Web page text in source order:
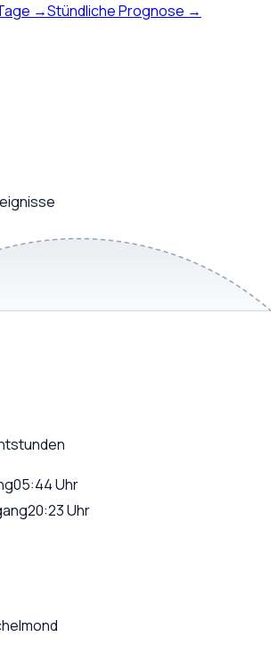
→Stündliche Prognose →
05:44 Uhr
20:23 Uhr